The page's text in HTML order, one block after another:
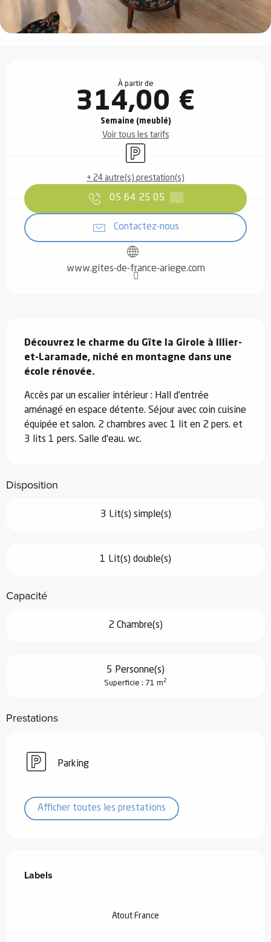
À partir de
314,00 €
Semaine (meublé)
Voir tous les tarifs
Parking
+ 24 autre(s) prestation(s)
05 64 25 05 ▒▒
Contactez-nous
www.gites-de-france-ariege.com
Découvrez le charme du Gîte la Girole à Illier-
et-Laramade, niché en montagne dans une
école rénovée.
Accès par un escalier intérieur : Hall d'entrée
aménagé en espace détente. Séjour avec coin cuisine
équipée et salon. 2 chambres avec 1 lit en 2 pers. et
3 lits 1 pers. Salle d'eau. wc.
Disposition
3 Lit(s) simple(s)
1 Lit(s) double(s)
Capacité
2 Chambre(s)
5 Personne(s)
Superficie : 71 m 2
Prestations
Parking
Afficher toutes les prestations
Labels
Labels
Atout France